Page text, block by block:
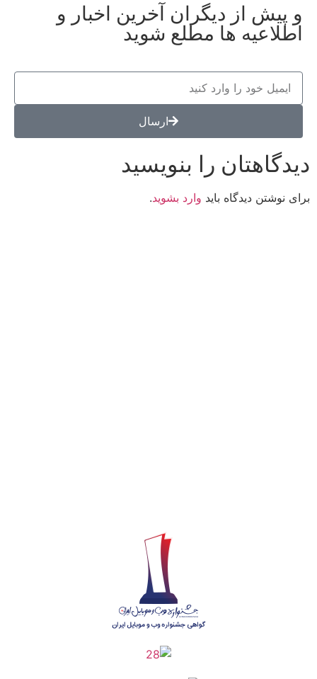
و پیش از دیگران آخرین اخبار و
اطلاعیه ها مطلع شوید
ارسال
دیدگاهتان را بنویسید
برای نوشتن دیدگاه باید وارد بشوید.